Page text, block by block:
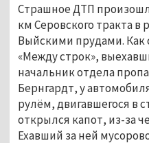
Страшное ДТП
км Серовского тракта
Выйскими прудами.
«Между строк»,
начальник отдела
Бернгардт, у
рулём, двигавшегося в
открылся капот, из-за
Ехавший за ней